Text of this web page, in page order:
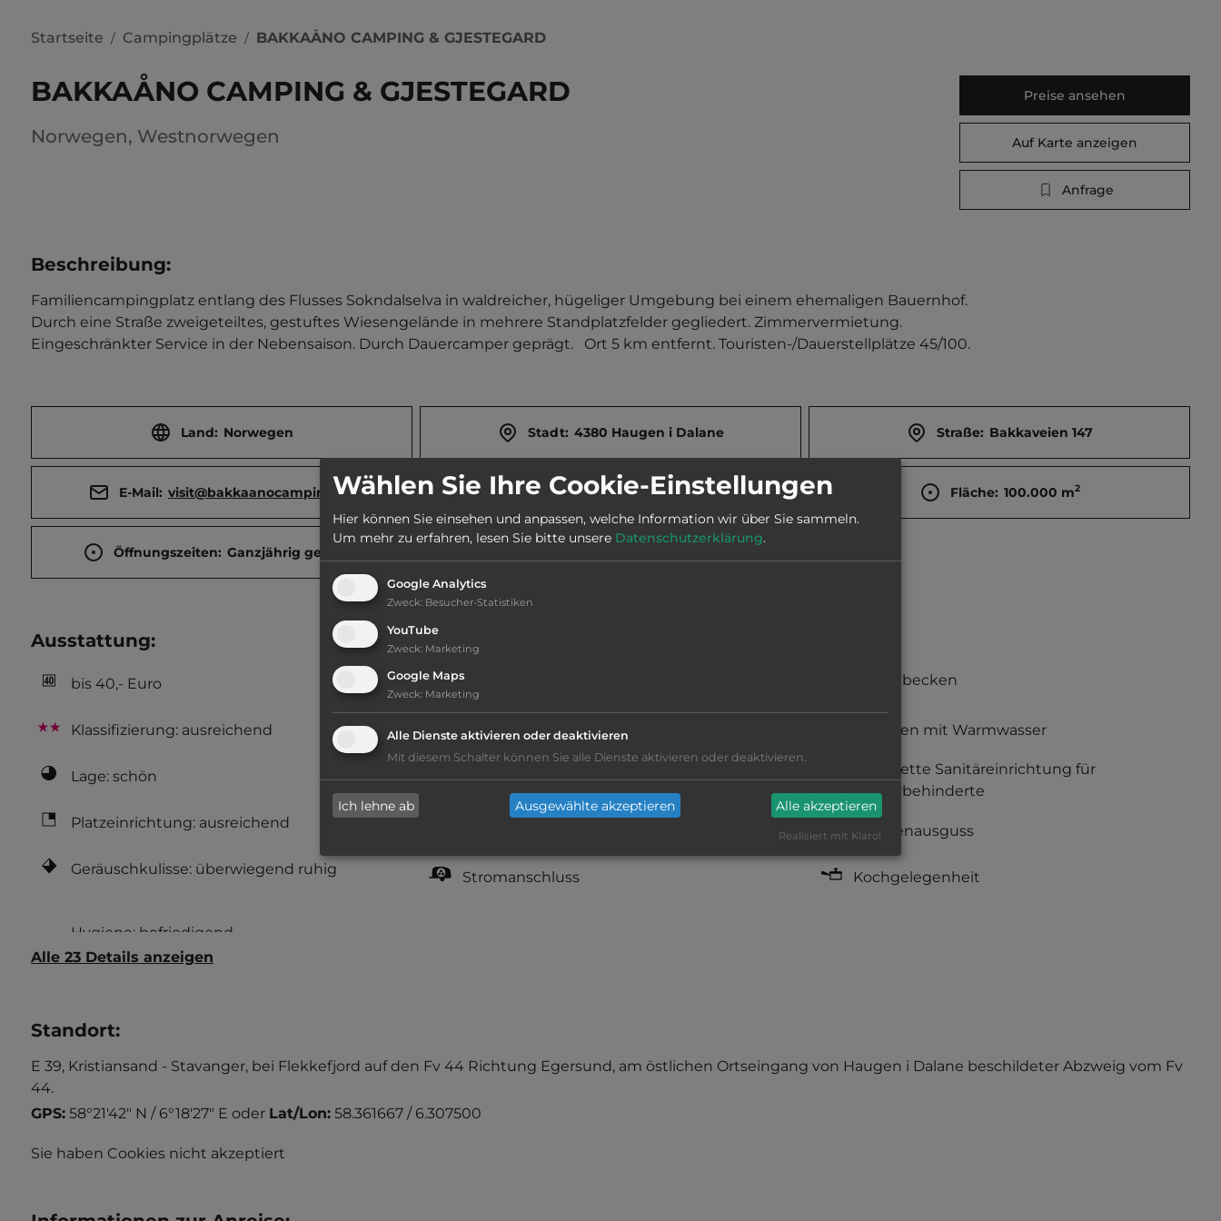
Startseite / Campingplätze / BAKKAÅNO CAMPING & GJESTEGARD
BAKKAÅNO CAMPING & GJESTEGARD
Norwegen, Westnorwegen
Preise ansehen
Auf Karte anzeigen
Anfrage
Beschreibung:
Familiencampingplatz entlang des Flusses Sokndalselva in waldreicher, hügeliger Umgebung bei einem ehemaligen Bauernhof.
Durch eine Straße zweigeteiltes, gestuftes Wiesengelände in mehrere Standplatzfelder gegliedert. Zimmervermietung.
Eingeschränkter Service in der Nebensaison. Durch Dauercamper geprägt.   Ort 5 km entfernt. Touristen-/Dauerstellplätze 45/100.
Land: Norwegen Stadt: 4380 Haugen i Dalane Straße: Bakkaveien 147
E-Mail: visit@bakkaanocamping.no Webseite: www.bakkaanocamping.no Fläche: 100.000 m2
Öffnungszeiten: Ganzjährig geöffnet
Ausstattung:
bis 40,- Euro
Klassifizierung: ausreichend
Lage: schön
Platzeinrichtung: ausreichend
Geräuschkulisse: überwiegend ruhig
vorhanden
Grasgelände, Wiese
Stromanschluss
Waschbecken
Duschen mit Warmwasser
komplette Sanitäreinrichtung für
Körperbehinderte
Fäkalienausguss
Kochgelegenheit
Alle 23 Details anzeigen
Standort:
E 39, Kristiansand - Stavanger, bei Flekkefjord auf den Fv 44 Richtung Egersund, am östlichen Ortseingang von Haugen i Dalane beschildeter Abzweig vom Fv
44.
GPS: 58°21'42" N / 6°18'27" E oder Lat/Lon: 58.361667 / 6.307500
Sie haben Cookies nicht akzeptiert
Wählen Sie Ihre Cookie-Einstellungen
Hier können Sie einsehen und anpassen, welche Information wir über Sie sammeln.
Um mehr zu erfahren, lesen Sie bitte unsere Datenschutzerklärung.
Google Analytics
Zweck: Besucher-Statistiken
YouTube
Zweck: Marketing
Google Maps
Zweck: Marketing
Alle Dienste aktivieren oder deaktivieren
Mit diesem Schalter können Sie alle Dienste aktivieren oder deaktivieren.
Ich lehne ab Ausgewählte akzeptieren Alle akzeptieren
Realisiert mit Klaro!